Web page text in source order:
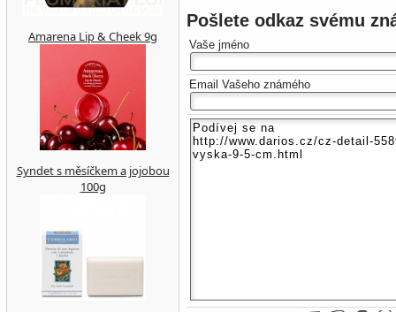
Pošlete odkaz svému
Vaše jméno
Email Vašeho známého
Amarena Lip & Cheek 9g
Syndet s měsíčkem a jojobou
100g